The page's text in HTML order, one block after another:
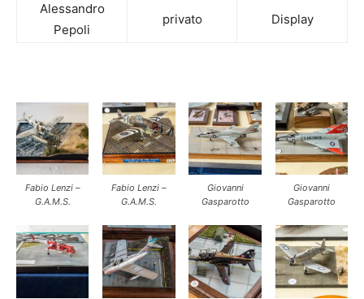
Alessandro
Pepoli
privato Display
Fabio Lenzi –
G.A.M.S.
Fabio Lenzi –
G.A.M.S.
Giovanni
Gasparotto
Giovanni
Gasparotto